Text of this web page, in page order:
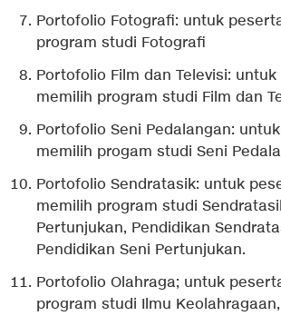
Portofolio Fotografi: untuk
program studi Fotografi
Portofolio Film dan Televisi:
memilih program studi Film dan
Portofolio Seni Pedalangan:
memilih progam studi Seni
Portofolio Sendratasik: untuk
memilih program studi
Pertunjukan, Pendidikan
Pendidikan Seni Pertunjukan.
Portofolio Olahraga; untuk
program studi Ilmu